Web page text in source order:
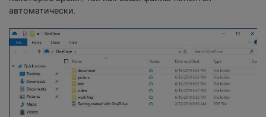
автоматически.